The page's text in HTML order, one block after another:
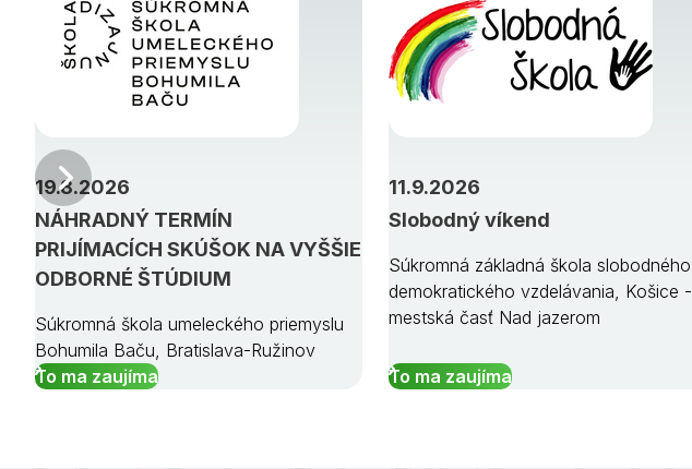
NÁHRADNÝ TERMÍN
PRIJÍMACÍCH SKÚŠOK NA VYŠŠIE
ODBORNÉ ŠTÚDIUM
19.8.2026
Súkromná škola umeleckého priemyslu
Bohumila Baču, Bratislava-Ružinov
To ma zaujíma
Slobodný víkend
11.9.2026
Súkromná základná škola slobodného
demokratického vzdelávania, Košice -
mestská časť Nad jazerom
To ma zaujíma
Predchádzajúci